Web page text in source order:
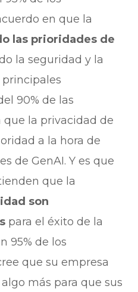
en que la
las prioridades de
la seguridad y la
90% de las
la privacidad de
a la hora de
de GenAI. Y es que
que la
son
para el éxito de la
95% de los
que su empresa
más para que sus